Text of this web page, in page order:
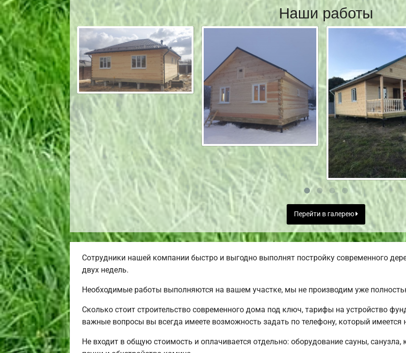
Наши работы
Перейти в галерею
Сотрудники нашей компании быстро и выгодно выполнят постройку современного
двух недель.
Необходимые работы выполняются на вашем участке, мы не производим уже
Сколько стоит строительство современного дома под ключ, тарифы на устройство
важные вопросы вы всегда имеете возможность задать по телефону, который имеется
Не входит в общую стоимость и оплачивается отдельно: оборудование сауны, санузла,